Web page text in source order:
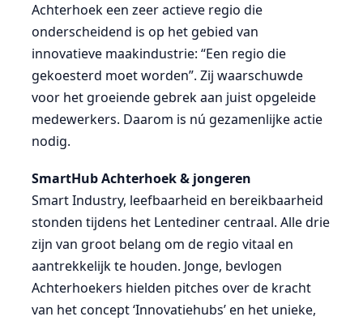
Achterhoek een zeer actieve regio die
onderscheidend is op het gebied van
innovatieve maakindustrie: “Een regio die
gekoesterd moet worden”. Zij waarschuwde
voor het groeiende gebrek aan juist opgeleide
medewerkers. Daarom is nú gezamenlijke actie
nodig.
SmartHub Achterhoek & jongeren
Smart Industry, leefbaarheid en bereikbaarheid
stonden tijdens het Lentediner centraal. Alle drie
zijn van groot belang om de regio vitaal en
aantrekkelijk te houden. Jonge, bevlogen
Achterhoekers hielden pitches over de kracht
van het concept ‘Innovatiehubs’ en het unieke,